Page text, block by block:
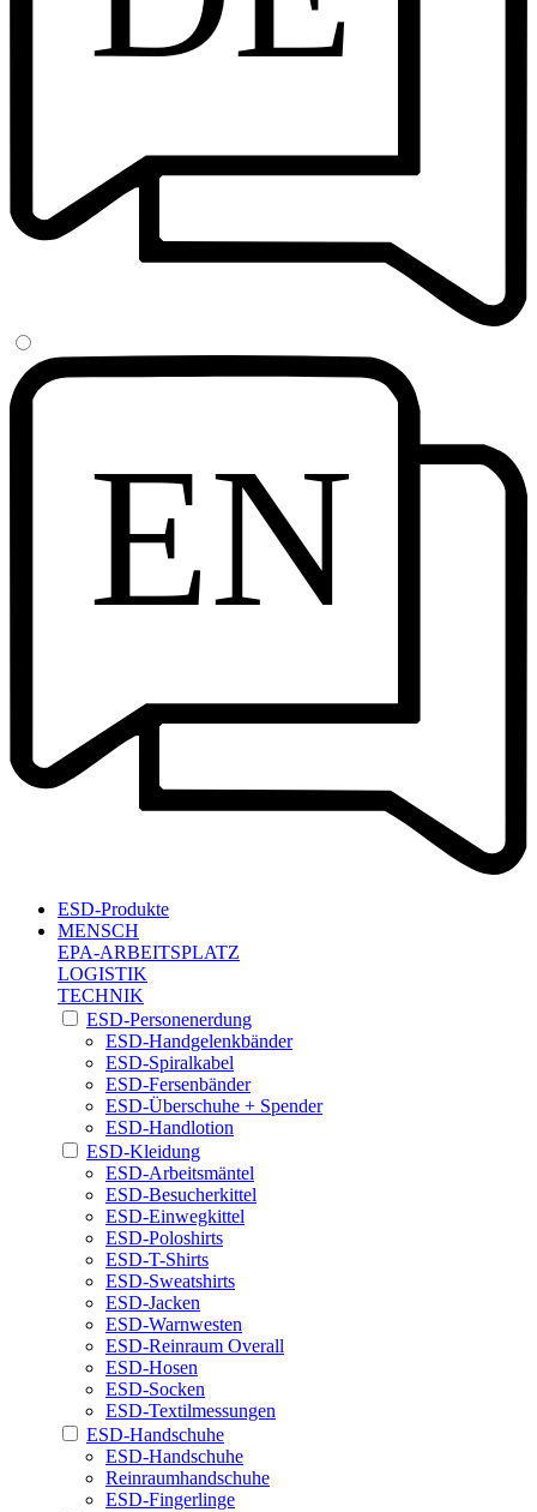
EN
ESD-Produkte
MENSCH
EPA-ARBEITSPLATZ
LOGISTIK
TECHNIK
ESD-Personenerdung
ESD-Handgelenkbänder
ESD-Spiralkabel
ESD-Fersenbänder
ESD-Überschuhe + Spender
ESD-Handlotion
ESD-Kleidung
ESD-Arbeitsmäntel
ESD-Besucherkittel
ESD-Einwegkittel
ESD-Poloshirts
ESD-T-Shirts
ESD-Sweatshirts
ESD-Jacken
ESD-Warnwesten
ESD-Reinraum Overall
ESD-Hosen
ESD-Socken
ESD-Textilmessungen
ESD-Handschuhe
ESD-Handschuhe
Reinraumhandschuhe
ESD-Fingerlinge